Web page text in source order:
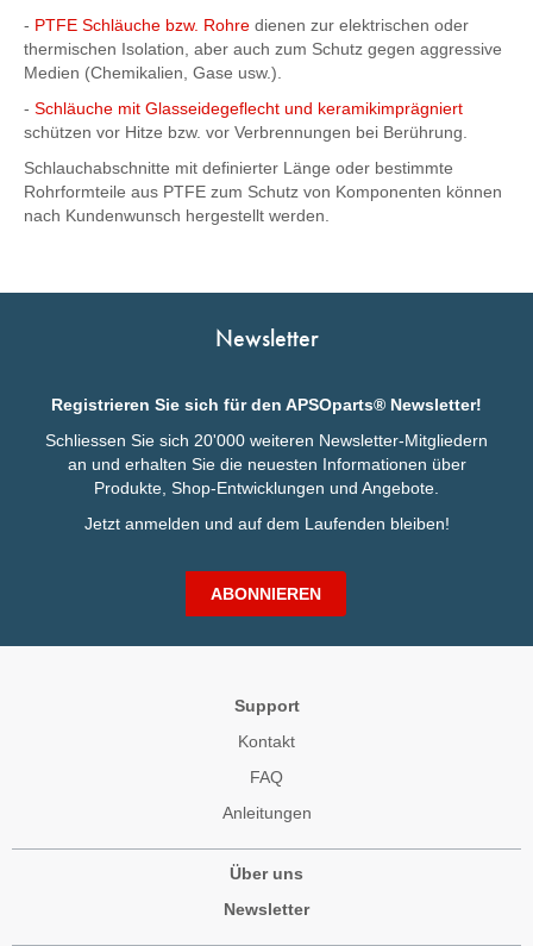
- PTFE Schläuche bzw. Rohre dienen zur elektrischen oder
thermischen Isolation, aber auch zum Schutz gegen aggressive
Medien (Chemikalien, Gase usw.).
- Schläuche mit Glasseidegeflecht und keramikimprägniert
schützen vor Hitze bzw. vor Verbrennungen bei Berührung.
Schlauchabschnitte mit definierter Länge oder bestimmte
Rohrformteile aus PTFE zum Schutz von Komponenten können
nach Kundenwunsch hergestellt werden.
Newsletter
Registrieren Sie sich für den APSOparts® Newsletter!
Schliessen Sie sich 20'000 weiteren Newsletter-Mitgliedern
an und erhalten Sie die neuesten Informationen über
Produkte, Shop-Entwicklungen und Angebote.
Jetzt anmelden und auf dem Laufenden bleiben!
ABONNIEREN
Support
Kontakt
FAQ
Anleitungen
Über uns
Newsletter